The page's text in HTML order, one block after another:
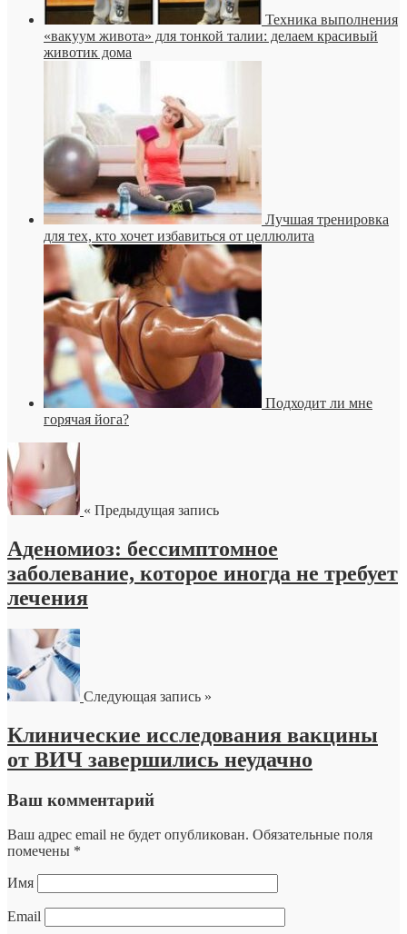
Техника выполнения
«вакуум живота» для тонкой талии: делаем красивый
животик дома
Лучшая тренировка
для тех, кто хочет избавиться от целлюлита
Подходит ли мне
горячая йога?
« Предыдущая запись
Аденомиоз: бессимптомное
заболевание, которое иногда не требует
лечения
Следующая запись »
Клинические исследования вакцины
от ВИЧ завершились неудачно
Ваш комментарий
Ваш адрес email не будет опубликован. Обязательные поля
помечены *
Имя
Email